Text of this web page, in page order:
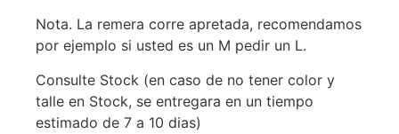
Nota. La remera corre apretada, recomendamos
por ejemplo si usted es un M pedir un L.
Consulte Stock (en caso de no tener color y
talle en Stock, se entregara en un tiempo
estimado de 7 a 10 dias)